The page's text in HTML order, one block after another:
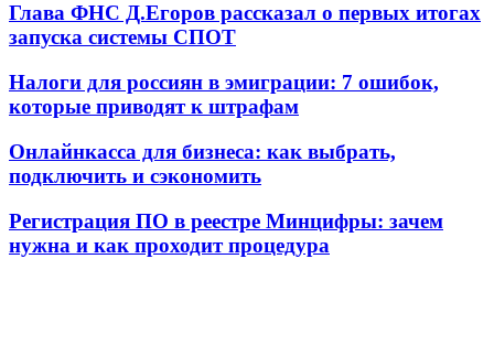
Глава ФНС Д.Егоров рассказал о первых итогах
запуска системы СПОТ
Налоги для россиян в эмиграции: 7 ошибок,
которые приводят к штрафам
Онлайнкасса для бизнеса: как выбрать,
подключить и сэкономить
Регистрация ПО в реестре Минцифры: зачем
нужна и как проходит процедура